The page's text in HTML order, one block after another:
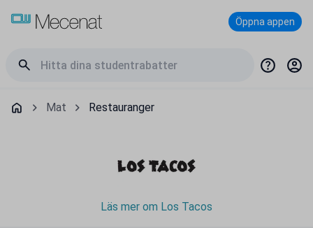
Öppna appen
Mat Restauranger
Läs mer om Los Tacos